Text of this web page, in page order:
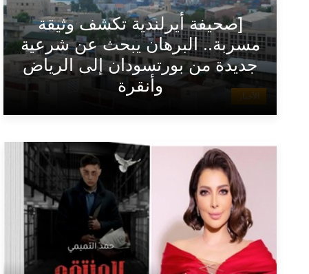
الأخبار
[صحيفة أيرلندية تكشف وثيقة
مسربة.. البرهان يبحث عن شرعية
جديدة من بورتسودان إلى الرياض
وأنقرة